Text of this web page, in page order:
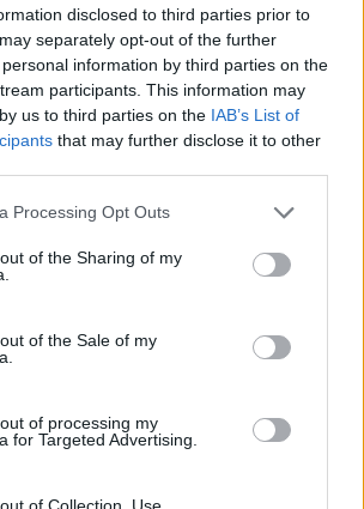
disclosed to third parties prior to
separately opt-out of the further
information by third parties on the
participants. This information may
us to third parties on the IAB’s List of
that may further disclose it to other
website/app uses one or more Google
visit or usage behaviour. You may click to
to Google and its third-party tags to
specified purposes in below Google
Processing Opt Outs
of the Sharing of my
of the Sale of my
of processing my
for Targeted Advertising.
of Collection, Use,